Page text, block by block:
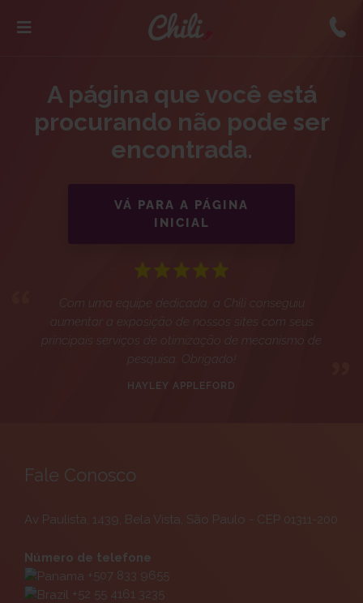
A página que você está
procurando não pode ser
encontrada.
VÁ PARA A PÁGINA
INICIAL
Com uma equipe dedicada, a Chili conseguiu
aumentar a exposição de nossos sites com seus
principais serviços de otimização de mecanismo de
pesquisa. Obrigado!
HAYLEY APPLEFORD
Fale Conosco
Av Paulista, 1439, Bela Vista, São Paulo - CEP 01311-200
Número de telefone
+507 833 9655
+52 55 4161 3235